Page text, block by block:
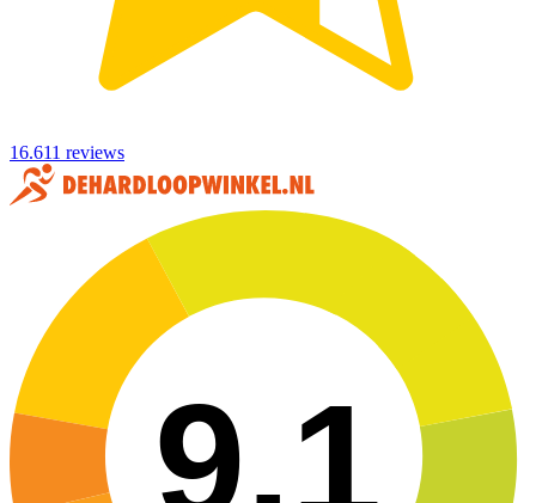
16.611 reviews
9,1